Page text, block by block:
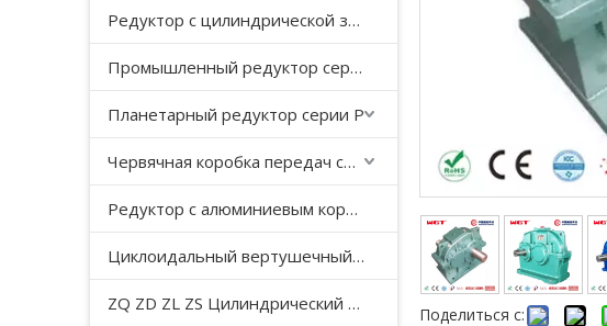
Редуктор с цилиндрической зубчатой ​​передачей серии F с параллельным валом
Промышленный редуктор серии HB
Планетарный редуктор серии P
Червячная коробка передач серии WP
Редуктор с алюминиевым корпусом серии NMRV
Циклоидальный вертушечный редуктор B/X
ZQ ZD ZL ZS Цилиндрический редуктор с мягкой поверхностью зуба
Поделиться с: